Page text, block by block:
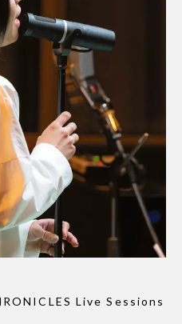
Live Sessions